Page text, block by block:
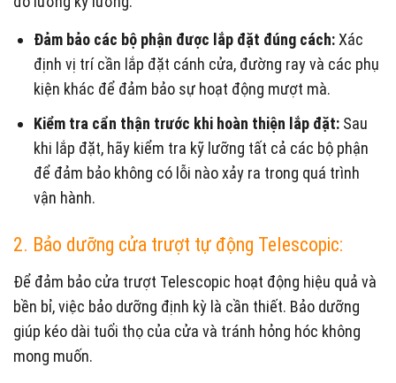
Đảm bảo các bộ phận được lắp đặt đúng cách: Xác
định vị trí cần lắp đặt cánh cửa, đường ray và các phụ
kiện khác để đảm bảo sự hoạt động mượt mà.
Kiểm tra cẩn thận trước khi hoàn thiện lắp đặt: Sau
khi lắp đặt, hãy kiểm tra kỹ lưỡng tất cả các bộ phận
để đảm bảo không có lỗi nào xảy ra trong quá trình
vận hành.
2. Bảo dưỡng cửa trượt tự động Telescopic:
Để đảm bảo cửa trượt Telescopic hoạt động hiệu quả và
bền bỉ, việc bảo dưỡng định kỳ là cần thiết. Bảo dưỡng
giúp kéo dài tuổi thọ của cửa và tránh hỏng hóc không
mong muốn.